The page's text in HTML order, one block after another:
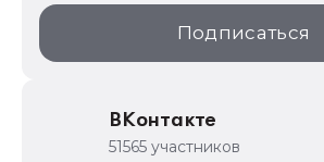
1С:Образование
ИТС.1C.ru
Подписаться
ВКонтакте
51565 участников